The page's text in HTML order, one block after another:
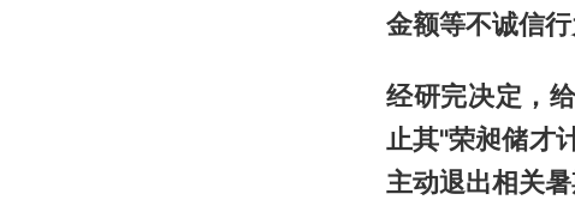
金额等不诚信行
经研完决定，
止其"荣昶储才
主动退出相关暑